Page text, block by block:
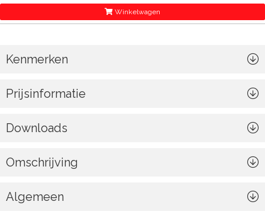
Winkelwagen
Kenmerken
Prijsinformatie
Downloads
Omschrijving
Algemeen